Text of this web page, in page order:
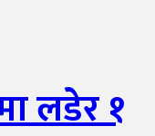
लडेर १